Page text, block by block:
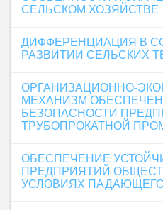
СЕЛЬСКОМ ХОЗЯЙСТВЕ
ДИФФЕРЕНЦИАЦИЯ В
РАЗВИТИИ СЕЛЬСКИХ
ОРГАНИЗАЦИОННО-
МЕХАНИЗМ
БЕЗОПАСНОСТИ
ТРУБОПРОКАТНОЙ
ОБЕСПЕЧЕНИЕ
ПРЕДПРИЯТИЙ
УСЛОВИЯХ